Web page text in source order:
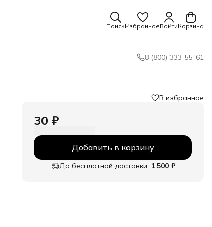
ПоискИзбранноеВойтиКорзина
8 (800) 333-55-61
В избранное
30 ₽
Добавить в корзину
До бесплатной доставки: 1 500 ₽